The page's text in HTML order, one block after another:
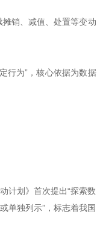
摊销、减值、处置等变动
行为”，核心依据为数据
计划》首次提出“探索数
单独列示”，标志着我国